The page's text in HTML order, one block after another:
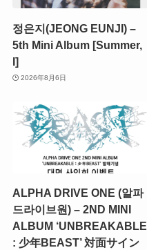
정은지(JEONG EUNJI) –
5th Mini Album [Summer,
I]
2026年8月6日
ALPHA DRIVE ONE (알파
드라이브원) – 2ND MINI
ALBUM ‘UNBREAKABLE
: 少年BEAST’ 対面サイン